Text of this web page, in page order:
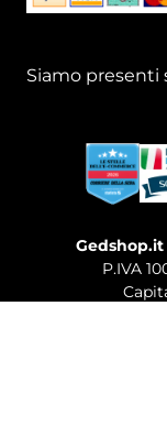
Siamo presenti
Gedshop.it
P.IVA